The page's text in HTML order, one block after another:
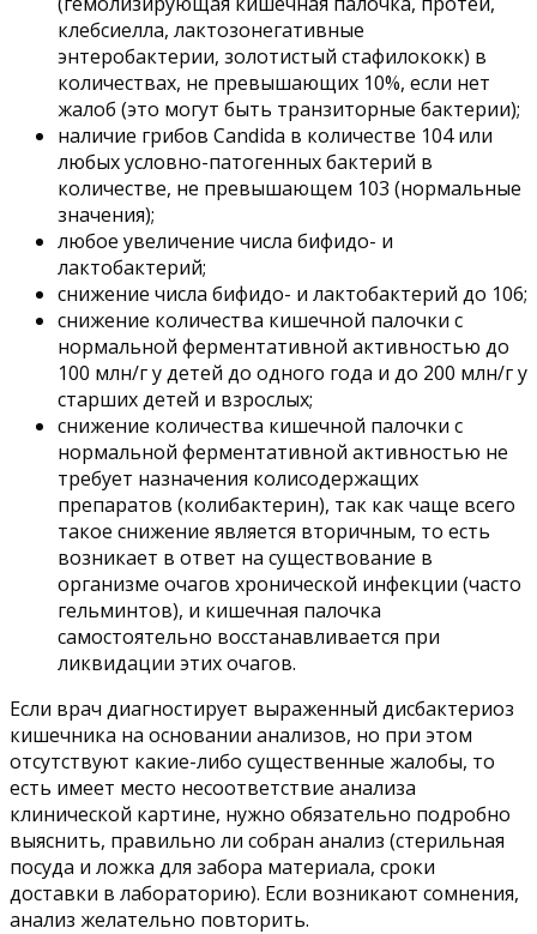
клебсиелла, лактозонегативные
энтеробактерии, золотистый стафилококк) в
количествах, не превышающих 10%, если нет
жалоб (это могут быть транзиторные бактерии);
наличие грибов Candida в количестве 104 или
любых условно-патогенных бактерий в
количестве, не превышающем 103 (нормальные
значения);
любое увеличение числа бифидо- и
лактобактерий;
снижение числа бифидо- и лактобактерий до 106;
снижение количества кишечной палочки с
нормальной ферментативной активностью до
100 млн/г у детей до одного года и до 200 млн/г у
старших детей и взрослых;
снижение количества кишечной палочки с
нормальной ферментативной активностью не
требует назначения колисодержащих
препаратов (колибактерин), так как чаще всего
такое снижение является вторичным, то есть
возникает в ответ на существование в
организме очагов хронической инфекции (часто
гельминтов), и кишечная палочка
самостоятельно восстанавливается при
ликвидации этих очагов.
Если врач диагностирует выраженный дисбактериоз
кишечника на основании анализов, но при этом
отсутствуют какие-либо существенные жалобы, то
есть имеет место несоответствие анализа
клинической картине, нужно обязательно подробно
выяснить, правильно ли собран анализ (стерильная
посуда и ложка для забора материала, сроки
доставки в лабораторию). Если возникают сомнения,
анализ желательно повторить.